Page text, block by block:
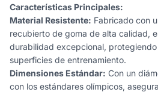
Características Principales:
Material Resistente: Fabricado con
recubierto de goma de alta calidad,
durabilidad excepcional,
superficies de entrenamiento.
Dimensiones Estándar: Con un
con los estándares olímpicos,